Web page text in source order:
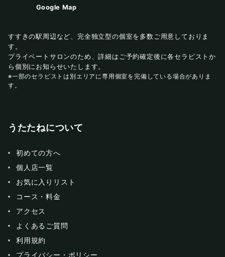
Google Map
すすきの駅周辺など、完全独立型の個室を多数ご用意しておりま
す。
プライベートサロンのため、詳細はご予約確定後に各セラピストか
ら個別にお知らせいたします。
※一部のセラピストは別エリアに専用個室を完備している場合がありま
す。
うたたねについて
初めての方へ
個人店一覧
お気に入りリスト
コース・料金
アクセス
よくあるご質問
利用規約
プライバシー・ポリシー